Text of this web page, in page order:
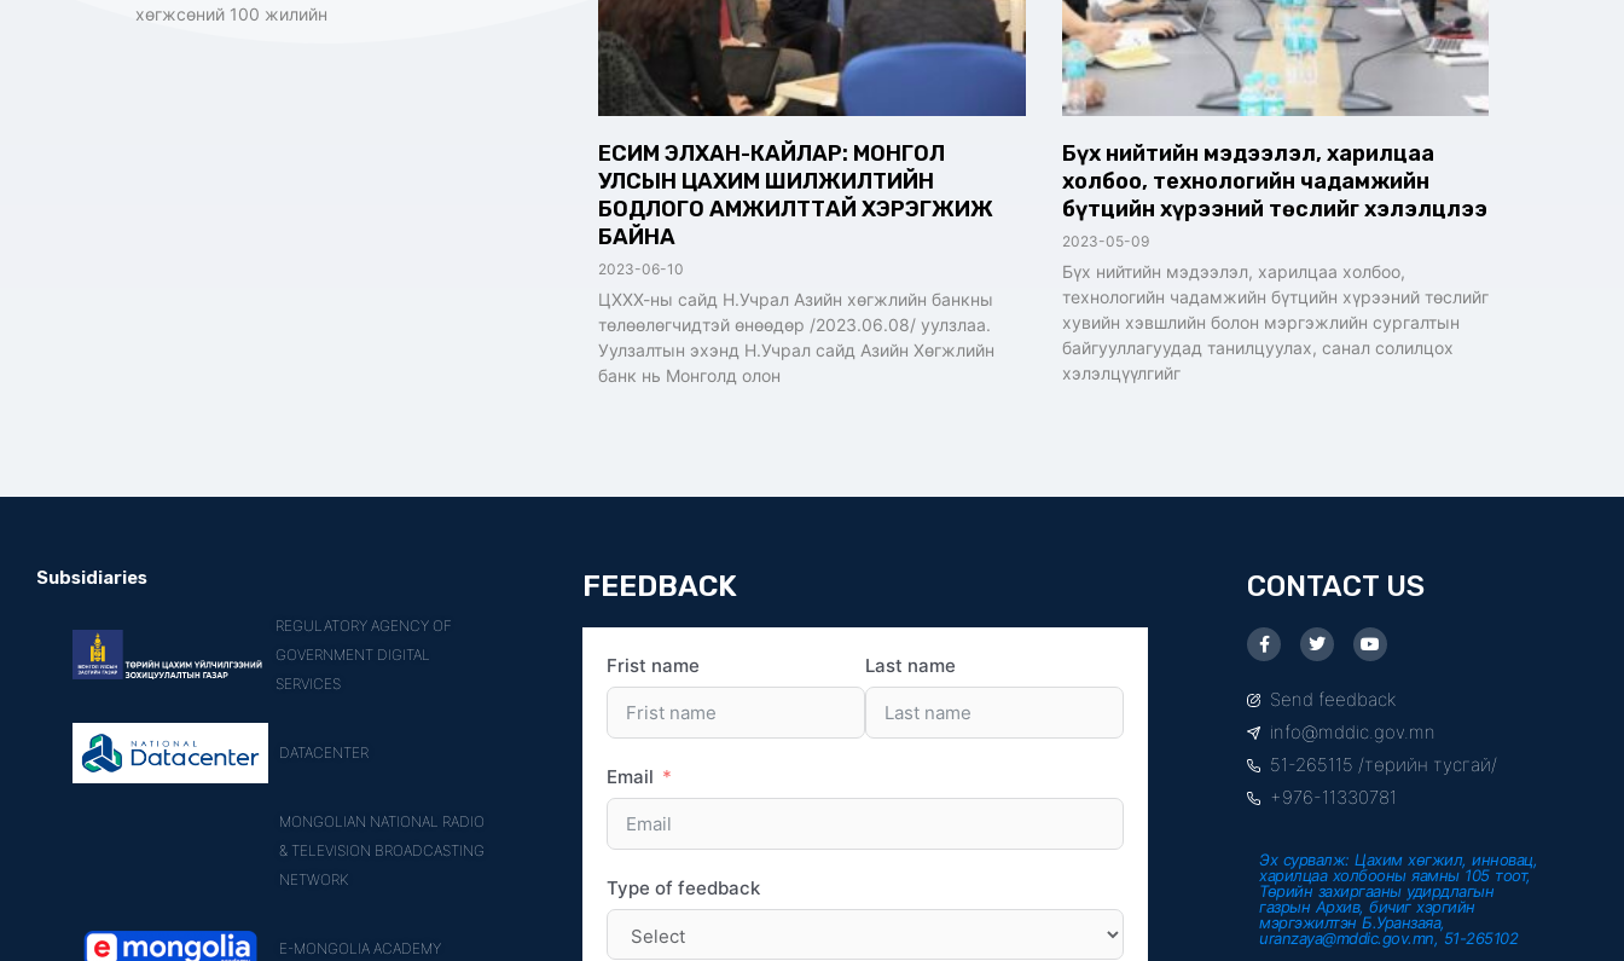
хөгжсөний 100 жилийн
ЕСИМ ЭЛХАН-КАЙЛАР: МОНГОЛ
УЛСЫН ЦАХИМ ШИЛЖИЛТИЙН
БОДЛОГО АМЖИЛТТАЙ ХЭРЭГЖИЖ
БАЙНА
2023-06-10
ЦХХХ-ны сайд Н.Учрал Азийн хөгжлийн банкны
төлөөлөгчидтэй өнөөдөр /2023.06.08/ уулзлаа.
Уулзалтын эхэнд Н.Учрал сайд Азийн Хөгжлийн
банк нь Монголд олон
Бүх нийтийн мэдээлэл, харилцаа
холбоо, технологийн чадамжийн
бүтцийн хүрээний төслийг хэлэлцлээ
2023-05-09
Бүх нийтийн мэдээлэл, харилцаа холбоо,
технологийн чадамжийн бүтцийн хүрээний төслийг
хувийн хэвшлийн болон мэргэжлийн сургалтын
байгууллагуудад танилцуулах, санал солилцох
хэлэлцүүлгийг
Subsidiaries
REGULATORY AGENCY OF
GOVERNMENT DIGITAL
SERVICES
DATACENTER
MONGOLIAN NATIONAL RADIO
& TELEVISION BROADCASTING
NETWORK
E-MONGOLIA ACADEMY
FEEDBACK
Frist name Last name
Email
Type of feedback
CONTACT US
F
a
c
b
o
T
w
i
t
r
Y
o
u
u
e
Send feedback
info@mddic.gov.mn
51-265115 /төрийн тусгай/
+976-11330781
Эх сурвалж: Цахим хөгжил, инновац,
харилцаа холбооны яамны 105 тоот,
Төрийн захиргааны удирдлагын
газрын Архив, бичиг хэргийн
мэргэжилтэн Б.Уранзаяа,
uranzaya@mddic.gov.mn, 51-265102